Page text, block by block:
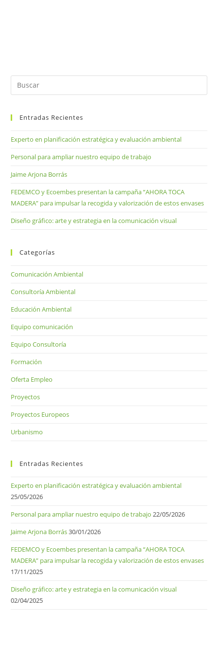
Entradas Recientes
Experto en planificación estratégica y evaluación ambiental
Personal para ampliar nuestro equipo de trabajo
Jaime Arjona Borrás
FEDEMCO y Ecoembes presentan la campaña “AHORA TOCA
MADERA” para impulsar la recogida y valorización de estos envases
Diseño gráfico: arte y estrategia en la comunicación visual
Categorías
Comunicación Ambiental
Consultoría Ambiental
Educación Ambiental
Equipo comunicación
Equipo Consultoría
Formación
Oferta Empleo
Proyectos
Proyectos Europeos
Urbanismo
Entradas Recientes
Experto en planificación estratégica y evaluación ambiental
25/05/2026
Personal para ampliar nuestro equipo de trabajo 22/05/2026
Jaime Arjona Borrás30/01/2026
FEDEMCO y Ecoembes presentan la campaña “AHORA TOCA
MADERA” para impulsar la recogida y valorización de estos envases
17/11/2025
Diseño gráfico: arte y estrategia en la comunicación visual
02/04/2025